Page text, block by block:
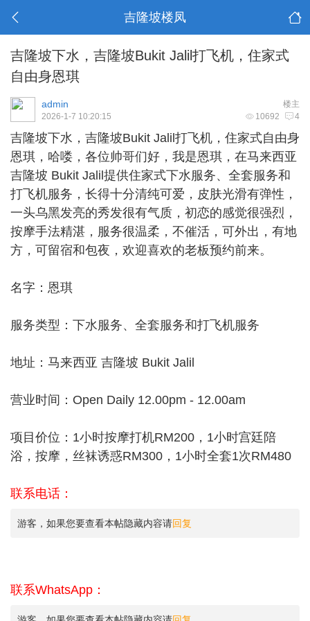
吉隆坡楼凤
吉隆坡下水，吉隆坡Bukit Jalil打飞机，住家式
自由身恩琪
楼主
admin
10692 4
2026-1-7 10:20:15
吉隆坡下水 ，吉隆坡Bukit Jalil打飞机，住家式自由身
恩琪，哈喽，各位帅哥们好，我是恩琪，在马来西亚
吉隆坡 Bukit Jalil提供住家式下水服务、全套服务和
打飞机服务，长得十分清纯可爱，皮肤光滑有弹性，
一头乌黑发亮的秀发很有气质，初恋的感觉很强烈，
按摩手法精湛，服务很温柔，不催活，可外出，有地
方，可留宿和包夜，欢迎喜欢的老板预约前来。
名字：恩琪
服务类型：下水服务、全套服务和打飞机服务
地址：马来西亚 吉隆坡 Bukit Jalil
营业时间：Open Daily 12.00pm - 12.00am
项目价位：1小时按摩打机RM200，1小时宫廷陪
浴，按摩，丝袜诱惑RM300，1小时全套1次RM480
联系电话：
游客，如果您要查看本帖隐藏内容请回复
联系WhatsApp：